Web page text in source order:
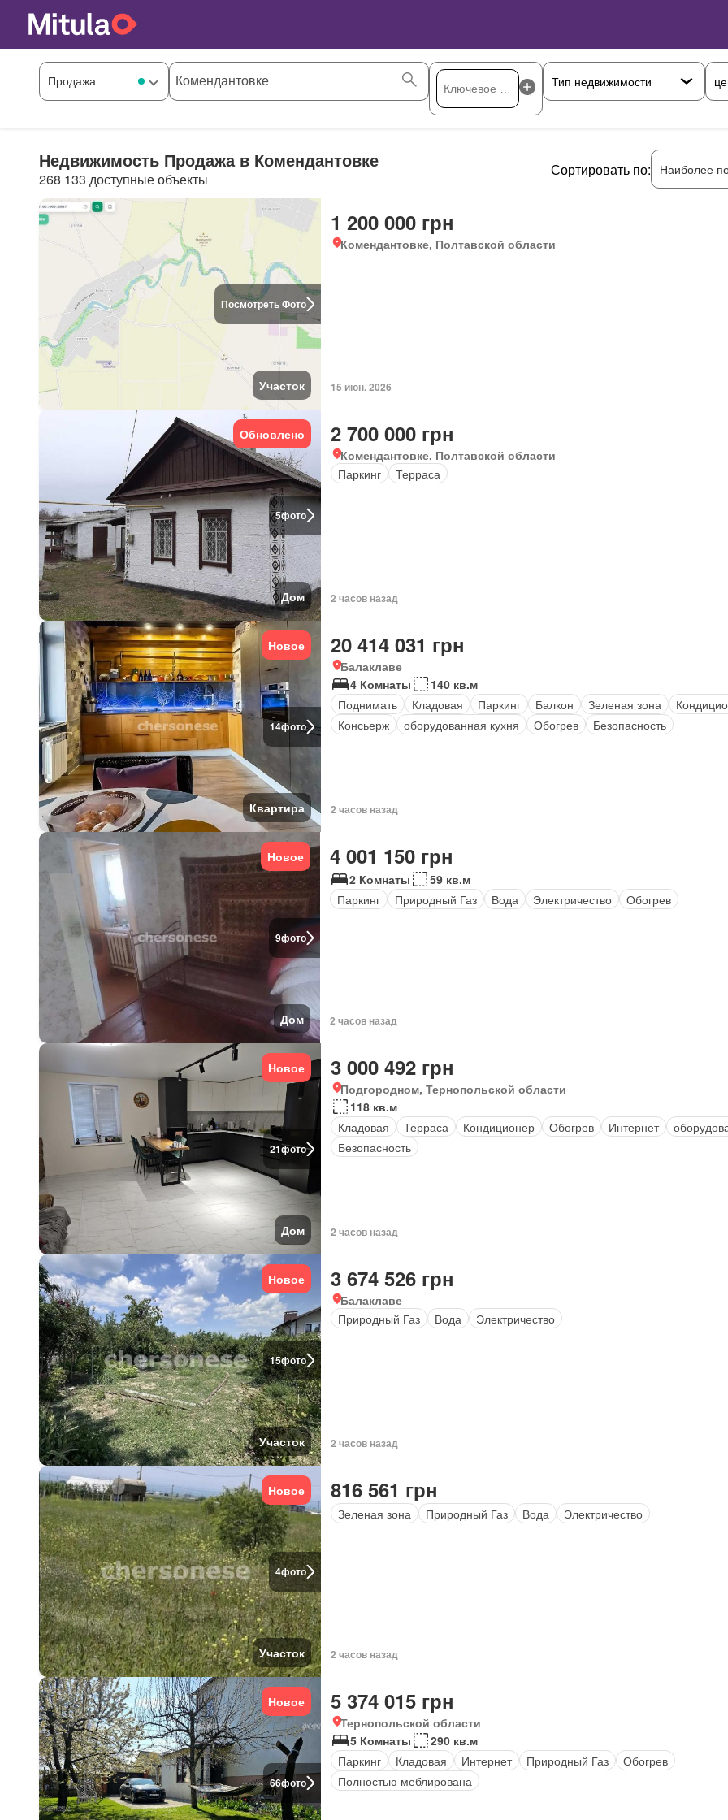
Недвижимость Продажа в Комендантовке
268 133 доступные объекты
Сортировать по: Наиболее
Посмотреть Фото
Участок
1 200 000 грн
Комендантовке, Полтавской области
15 июн. 2026
5фото
Обновлено
Дом
2 700 000 грн
Комендантовке, Полтавской области
Паркинг
Терраса
2 часов назад
14фото
Новое
Квартира
20 414 031 грн
Балаклаве
4 Комнаты
140 кв.м
Поднимать
Кладовая Паркинг Балкон Зеленая зона
Консьерж
оборудованная кухня Обогрев Безопасность
2 часов назад
9фото
Новое
Дом
4 001 150 грн
2 Комнаты
59 кв.м
Паркинг
Природный Газ Вода Электричество Обогрев
2 часов назад
21фото
Новое
Дом
3 000 492 грн
Подгородном, Тернопольской области
118 кв.м
Кладовая
Терраса Кондиционер Обогрев Интернет
Безопасность
2 часов назад
15фото
Новое
Участок
3 674 526 грн
Балаклаве
Природный Газ
Вода Электричество
2 часов назад
4фото
Новое
Участок
816 561 грн
Зеленая зона Природный Газ Вода Электричество
2 часов назад
66фото
Новое 5 374 015 грн
Тернопольской области
5 Комнаты
290 кв.м
Паркинг
Кладовая Интернет Природный Газ
Обогрев
Полностью меблирована